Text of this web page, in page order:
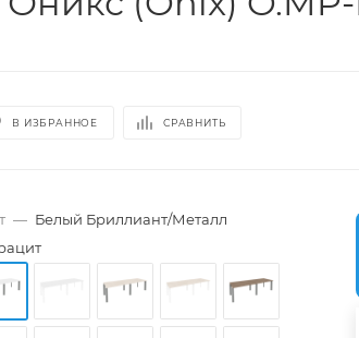
В ИЗБРАННОЕ СРАВНИТЬ
— Белый Бриллиант/Металл